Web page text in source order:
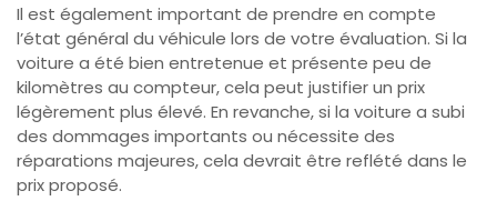
Il est également important de prendre en compte
l’état général du véhicule lors de votre évaluation. Si la
voiture a été bien entretenue et présente peu de
kilomètres au compteur, cela peut justifier un prix
légèrement plus élevé. En revanche, si la voiture a subi
des dommages importants ou nécessite des
réparations majeures, cela devrait être reflété dans le
prix proposé.